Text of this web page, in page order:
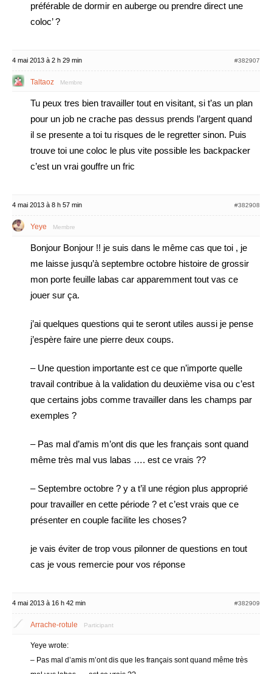
préférable de dormir en auberge ou prendre direct une
coloc’ ?
4 mai 2013 à 2 h 29 min #382907
Taltaoz Membre
Tu peux tres bien travailler tout en visitant, si t’as un plan
pour un job ne crache pas dessus prends l’argent quand
il se presente a toi tu risques de le regretter sinon. Puis
trouve toi une coloc le plus vite possible les backpacker
c’est un vrai gouffre un fric
4 mai 2013 à 8 h 57 min #382908
Yeye Membre
Bonjour Bonjour !! je suis dans le même cas que toi , je
me laisse jusqu’à septembre octobre histoire de grossir
mon porte feuille labas car apparemment tout vas ce
jouer sur ça.
j’ai quelques questions qui te seront utiles aussi je pense
j’espère faire une pierre deux coups.
– Une question importante est ce que n’importe quelle
travail contribue à la validation du deuxième visa ou c’est
que certains jobs comme travailler dans les champs par
exemples ?
– Pas mal d’amis m’ont dis que les français sont quand
même très mal vus labas …. est ce vrais ??
– Septembre octobre ? y a t’il une région plus approprié
pour travailler en cette période ? et c’est vrais que ce
présenter en couple facilite les choses?
je vais éviter de trop vous pilonner de questions en tout
cas je vous remercie pour vos réponse
4 mai 2013 à 16 h 42 min #382909
Arrache-rotule Participant
Yeye wrote:
– Pas mal d’amis m’ont dis que les français sont quand même très